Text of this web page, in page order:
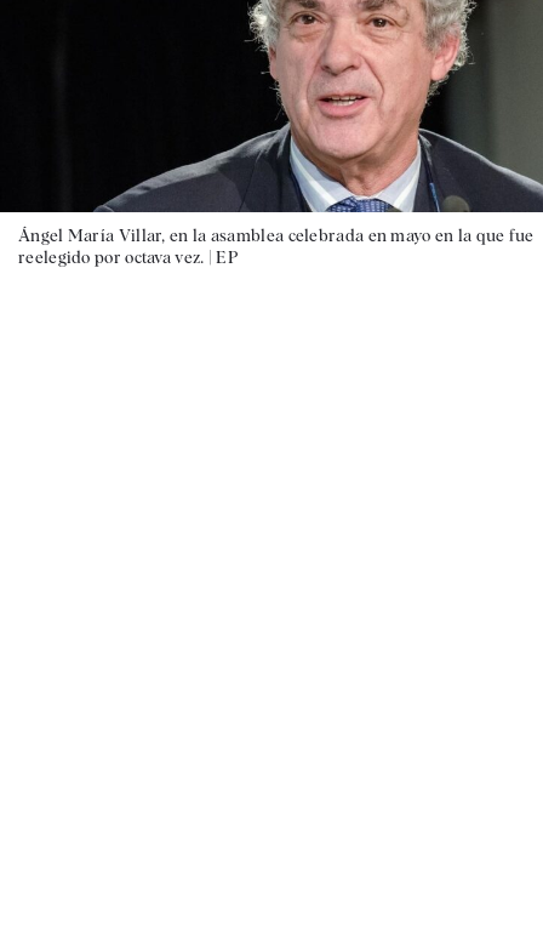
Ángel María Villar, en la asamblea celebrada en mayo en la que fue
reelegido por octava vez. |EP